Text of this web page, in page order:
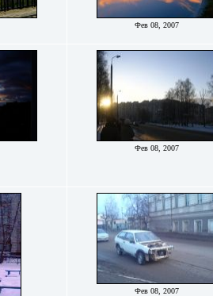
Фев 08, 2007
Фев 08, 2007
Фев 08, 2007